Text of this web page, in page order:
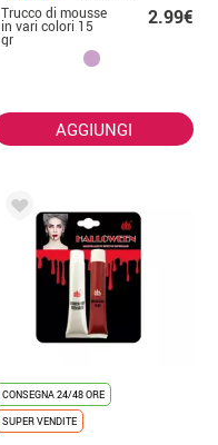
Trucco di mousse
in vari colori 15
gr
2.99€
AGGIUNGI
CONSEGNA 24/48 ORE
SUPER VENDITE